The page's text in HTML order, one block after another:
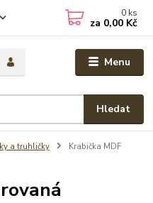
Menu
Hledat
0 ks
za 0,00 Kč
a truhličky
Krabička MDF